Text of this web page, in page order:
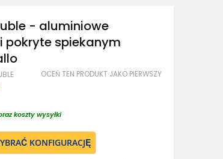
Drzwi podwójne, z panelami, naświetlem
Drzwi z lewym panelem
Drzwi z dwoma panelami
Drzwi z górnym i lewym naświetlem
Drzwi z górnym i prawym naświetlem
- aluminiowe
pokryte spiekanym
OCEŃ TEN PRODUKT JAKO PIERWSZY
koszty wysyłki
KONFIGURACJĘ